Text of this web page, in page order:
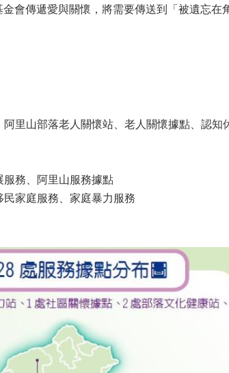
會傳遞愛與關懷，將需要傳送到「被遺忘在
里山部落老人關懷站、老人關懷據點、認知
務、阿里山服務據點
家庭服務、家庭暴力服務